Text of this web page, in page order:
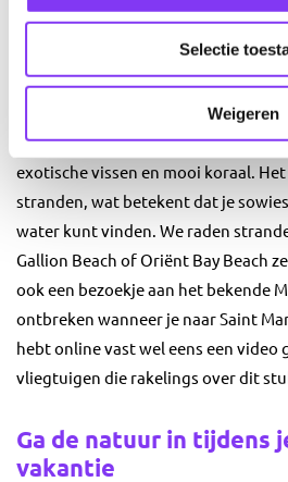
Selectie
Weigeren
Altijd al eens willen duiken, surfen
Caraïben? Saint Martin is dé
verkennen van de Caribische
lesje surfen of duiken, vaar een
ga lekker snorkelen in de branding.
exotische vissen en mooi koraal.
stranden, wat betekent dat je
water kunt vinden. We raden
Gallion Beach of Oriënt Bay Beach
ook een bezoekje aan het bekende
ontbreken wanneer je naar Saint
hebt online vast wel eens een video
vliegtuigen die rakelings over dit
Ga de natuur in tijdens
vakantie